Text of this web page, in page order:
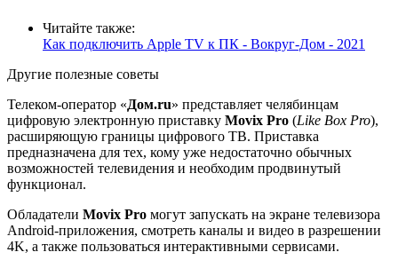
Читайте также:
Как подключить Apple TV к ПК - Вокруг-Дом - 2021
Другие полезные советы
Телеком-оператор «Дом.ru» представляет челябинцам
цифровую электронную приставку Movix Pro (Like Box Pro),
расширяющую границы цифрового ТВ. Приставка
предназначена для тех, кому уже недостаточно обычных
возможностей телевидения и необходим продвинутый
функционал.
Обладатели Movix Pro могут запускать на экране телевизора
Android-приложения, смотреть каналы и видео в разрешении
4K, а также пользоваться интерактивными сервисами.